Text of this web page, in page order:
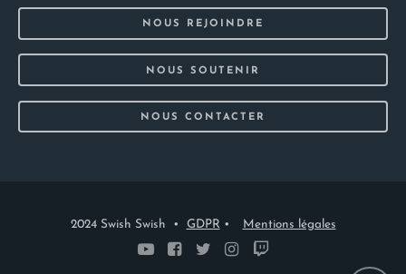
NOUS REJOINDRE
NOUS SOUTENIR
NOUS CONTACTER
2024 Swish Swish • GDPR • Mentions légales